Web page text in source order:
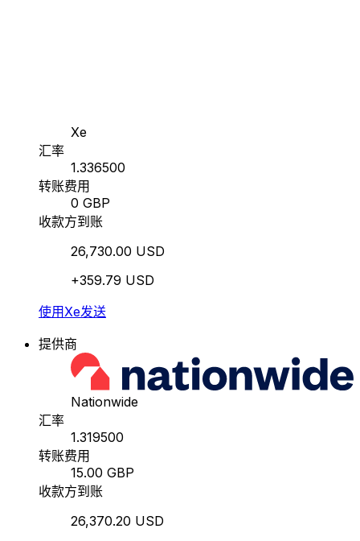
Xe
汇率
1.336500
转账费用
0 GBP
收款方到账
26,730.00 USD
+359.79 USD
使用Xe发送
提供商
Nationwide
汇率
1.319500
转账费用
15.00 GBP
收款方到账
26,370.20 USD